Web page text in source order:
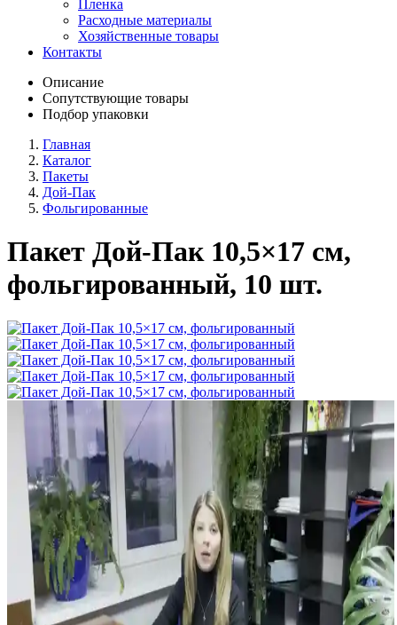
Пленка
Расходные материалы
Хозяйственные товары
Контакты
Описание
Сопутствующие товары
Подбор упаковки
Главная
Каталог
Пакеты
Дой-Пак
Фольгированные
Пакет Дой-Пак 10,5×17 см,
фольгированный, 10 шт.